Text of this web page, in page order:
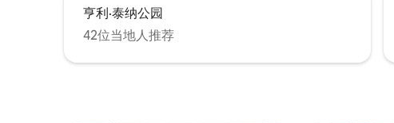
道上。 如果可以的话，请尽量避免在我们
的邻居面前停车–有3辆车的空间。 我们住
在地下室，有自己的独立入口，所以大多
数时候我们可能不会见到你（除非你想打
亨利·泰纳公园
42位当地人推荐